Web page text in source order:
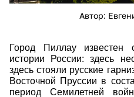
Автор:
Город Пиллау
истории России: здесь
здесь стояли русские
Восточной Пруссии в
период Семилетней